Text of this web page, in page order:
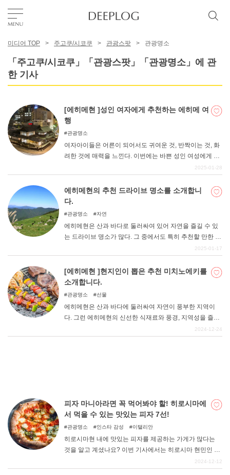
TOP
에리어
카테고리
USD
DEEPLOG란
개인 정보보호
문의
회사개요
미디어 TOP 주고쿠/시코쿠 관광스팟 관광명소
「주고쿠/시코쿠」「관광스팟」「관광명소」에 관
한 기사
[에히메현 ]성인 여자에게 추천하는 에히메 여
행
관광명소
여자아이들은 어른이 되어서도 귀여운 것, 반짝이는 것, 화
려한 것에 매력을 느낀다. 이번에는 바쁜 성인 여성에게 추
천하는 에히메 여행을 소개합니다. 이 글을 참고해 일상의
2025-01-28
에히메현의 추천 드라이브 명소를 소개합니
다.
관광명소 자연
에히메현은 산과 바다로 둘러싸여 있어 자연을 즐길 수 있
는 드라이브 명소가 많다. 그 중에서도 특히 추천할 만한 드
라이브 명소를 주변 시설 등과 함께 소개한다. 가족, 연인,
바랍니다.
2025-01-17
[에히메현 ]현지인이 뽑은 추천 미치노에키를
소개합니다.
관광명소 선물
에히메현은 산과 바다에 둘러싸여 자연이 풍부한 지역이
다. 그런 에히메현의 신선한 식재료와 풍경, 지역성을 즐길
수 있는 현지인이 추천하는 미치노에키를 소개합니다. 에
2024-12-24
피자 마니아라면 꼭 먹어봐야 할! 히로시마에
서 먹을 수 있는 맛있는 피자 7선!
관광명소 인스타 감성 이탤리안
히로시마현 내에 맛있는 피자를 제공하는 가게가 많다는
것을 알고 계셨나요? 이번 기사에서는 히로시마 현민인 필
자가 정말 추천하고 싶은, 맛있는 피자를 즐길 수 있는 가게
2024-12-12